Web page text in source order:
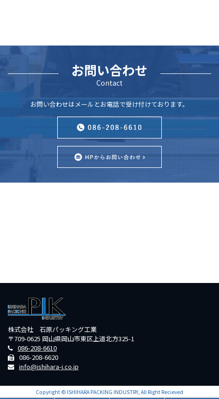
お問い合わせ
Contact
お問い合わせはメールとお電話で受け付けております。
株式会社 石原パッキング工業
〒709-0625 岡山県岡山市東区上道北方325-1
086-208-6610
086-208-6620
info@ishihara-j.co.jp
Copyright © ISHIHARA PACKING INDUSTRY, All Right Recieved